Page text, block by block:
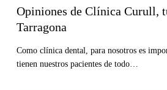
Opiniones de Clínica Curull,
Tarragona
Como clínica dental, para nosotros es
tienen nuestros pacientes de todo…